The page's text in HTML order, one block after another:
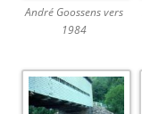
André Goossens vers
1984